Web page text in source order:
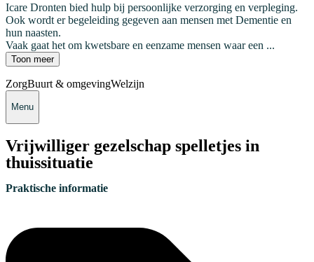
Icare Dronten bied hulp bij persoonlijke verzorging en verpleging.
Ook wordt er begeleiding gegeven aan mensen met Dementie en
hun naasten.
Vaak gaat het om kwetsbare en eenzame mensen waar een ...
Toon meer
ZorgBuurt & omgevingWelzijn
Menu
Vrijwilliger gezelschap spelletjes in
thuissituatie
Praktische informatie